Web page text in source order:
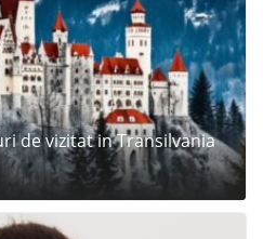
de vizitat in Transilvania